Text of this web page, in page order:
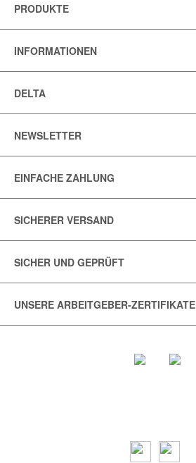
PRODUKTE
INFORMATIONEN
DELTA
NEWSLETTER
EINFACHE ZAHLUNG
SICHERER VERSAND
SICHER UND GEPRÜFT
UNSERE ARBEITGEBER-ZERTIFIKATE